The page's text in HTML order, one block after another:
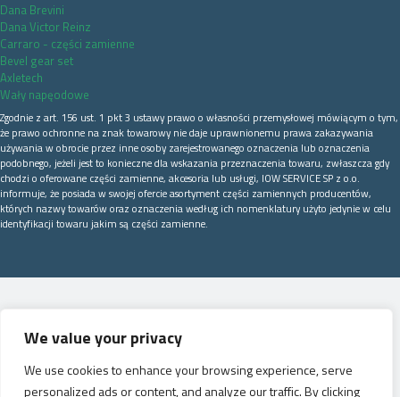
We value your privacy
We use cookies to enhance your browsing experience, serve
personalized ads or content, and analyze our traffic. By clicking
Dana Brevini
Dana Victor Reinz
Carraro - części zamienne
Bevel gear set
Axletech
Wały napęodowe
Zgodnie z art. 156 ust. 1 pkt 3 ustawy prawo o własności przemysłowej mówiącym o tym,
że prawo ochronne na znak towarowy nie daje uprawnionemu prawa zakazywania
używania w obrocie przez inne osoby zarejestrowanego oznaczenia lub oznaczenia
podobnego, jeżeli jest to konieczne dla wskazania przeznaczenia towaru, zwłaszcza gdy
chodzi o oferowane części zamienne, akcesoria lub usługi, IOW SERVICE SP z o.o.
informuje, że posiada w swojej ofercie asortyment części zamiennych producentów,
których nazwy towarów oraz oznaczenia według ich nomenklatury użyto jedynie w celu
identyfikacji towaru jakim są części zamienne.